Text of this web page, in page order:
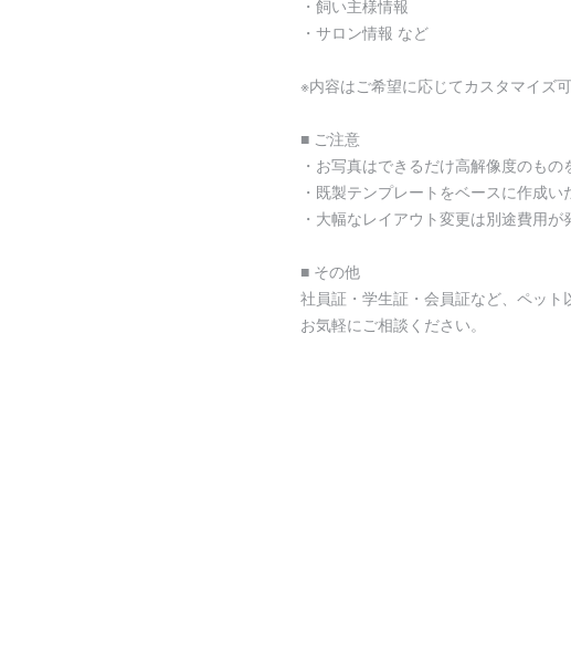
・飼い主様情報
・サロン情報 など
※内容はご希望に応じてカスタマイズ
■ ご注意
・お写真はできるだけ高解像度のもの
・既製テンプレートをベースに作成い
・大幅なレイアウト変更は別途費用
■ その他
社員証・学生証・会員証など、ペット
お気軽にご相談ください。